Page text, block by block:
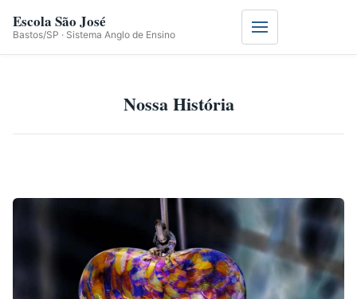
Escola São José
Bastos/SP · Sistema Anglo de Ensino Menu
Nossa História